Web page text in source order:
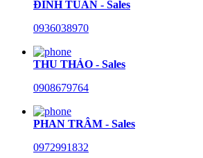
ĐÌNH TUẤN - Sales
0936038970
THU THẢO - Sales
0908679764
PHAN TRÂM - Sales
0972991832